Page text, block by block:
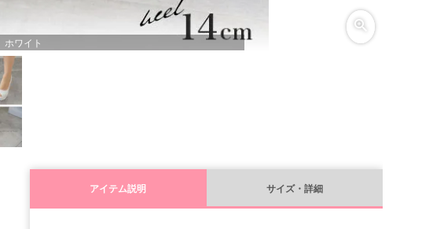
ホワイト
アイテム説明 サイズ・詳細